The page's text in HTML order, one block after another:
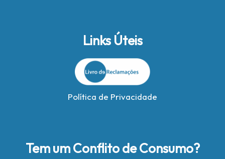
Links Úteis
Política de Privacidade
Tem um Conflito de Consumo?